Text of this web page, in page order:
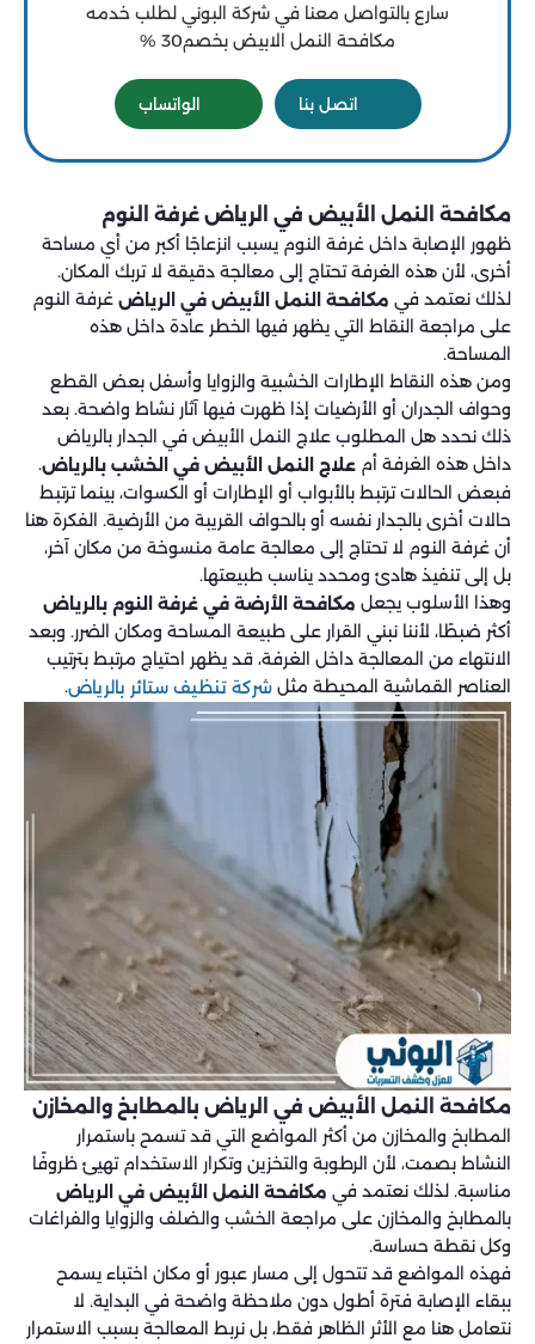
سارع بالتواصل معنا في شركة البوني لطلب خدمه
مكافحة النمل الابيض بخصم30 %
اتصل بنا الواتساب
مكافحة النمل الأبيض في الرياض غرفة النوم
ظهور الإصابة داخل غرفة النوم يسبب انزعاجًا أكبر من أي مساحة
أخرى، لأن هذه الغرفة تحتاج إلى معالجة دقيقة لا تربك المكان.
لذلك نعتمد في مكافحة النمل الأبيض في الرياضغرفة النوم
على مراجعة النقاط التي يظهر فيها الخطر عادة داخل هذه
المساحة.
ومن هذه النقاط الإطارات الخشبية والزوايا وأسفل بعض القطع
وحواف الجدران أو الأرضيات إذا ظهرت فيها آثار نشاط واضحة. بعد
ذلك نحدد هل المطلوب علاج النمل الأبيض في الجدار بالرياض
داخل هذه الغرفة أمعلاج النمل الأبيض في الخشب بالرياض.
فبعض الحالات ترتبط بالأبواب أو الإطارات أو الكسوات، بينما ترتبط
حالات أخرى بالجدار نفسه أو بالحواف القريبة من الأرضية. الفكرة هنا
أن غرفة النوم لا تحتاج إلى معالجة عامة منسوخة من مكان آخر،
بل إلى تنفيذ هادئ ومحدد يناسب طبيعتها.
وهذا الأسلوب يجعل مكافحة الأرضة في غرفة النوم بالرياض
أكثر ضبطًا، لأننا نبني القرار على طبيعة المساحة ومكان الضرر. وبعد
الانتهاء من المعالجة داخل الغرفة، قد يظهر احتياج مرتبط بترتيب
العناصر القماشية المحيطة مثل شركة تنظيف ستائر بالرياض.
مكافحة النمل الأبيض في الرياض بالمطابخ والمخازن
المطابخ والمخازن من أكثر المواضع التي قد تسمح باستمرار
النشاط بصمت، لأن الرطوبة والتخزين وتكرار الاستخدام تهيئ ظروفًا
مناسبة. لذلك نعتمد في مكافحة النمل الأبيض في الرياض
بالمطابخ والمخازن على مراجعة الخشب والضلف والزوايا والفراغات
وكل نقطة حساسة.
فهذه المواضع قد تتحول إلى مسار عبور أو مكان اختباء يسمح
ببقاء الإصابة فترة أطول دون ملاحظة واضحة في البداية. لا
نتعامل هنا مع الأثر الظاهر فقط، بل نربط المعالجة بسبب الاستمرار